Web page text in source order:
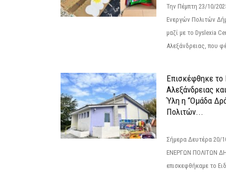
Την Πέμπτη 23/10/
Ενεργών Πολιτών
μαζί με το Dyslexia
Αλεξάνδρειας, που
Επισκέφθηκε το
Αλεξάνδρειας
Ύλη η “Ομάδα
Πολιτών...
Σήμερα Δευτέρα
ΕΝΕΡΓΩΝ ΠΟΛΙΤΩΝ
επισκεφθήκαμε το